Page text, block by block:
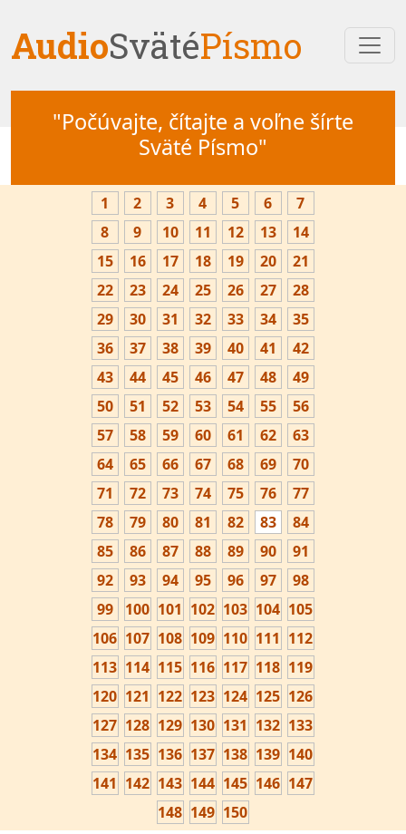
AudioSvätéPísmo
"Počúvajte, čítajte a voľne šírte
Sväté Písmo"
1 2 3 4 5 6
7
8
9 10 11 12 13
14
15
16 17 18 19 20
21
22
23 24 25 26 27
28
29
30 31 32 33 34
35
36
37 38 39 40 41
42
43
44 45 46 47 48
49
50
51 52 53 54 55
56
57
58 59 60 61 62
63
64
65 66 67 68 69
70
71
72 73 74 75 76
77
78
79 80 81 82 83
84
85
86 87 88 89 90
91
92
93 94 95 96 97
98
99
100 101 102 103 104 105
106 107 108 109 110 111 112
113 114 115 116 117 118 119
120 121 122 123 124 125 126
127 128 129 130 131 132 133
134 135 136 137 138 139 140
141 142 143 144 145 146 147
148 149 150